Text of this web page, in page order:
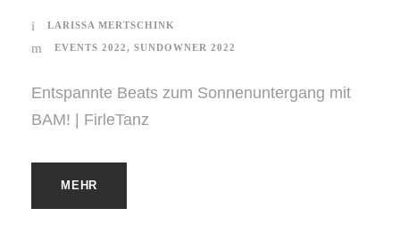
LARISSA MERTSCHINK
EVENTS 2022, SUNDOWNER 2022
Entspannte Beats zum Sonnenuntergang mit
BAM! | FirleTanz
MEHR